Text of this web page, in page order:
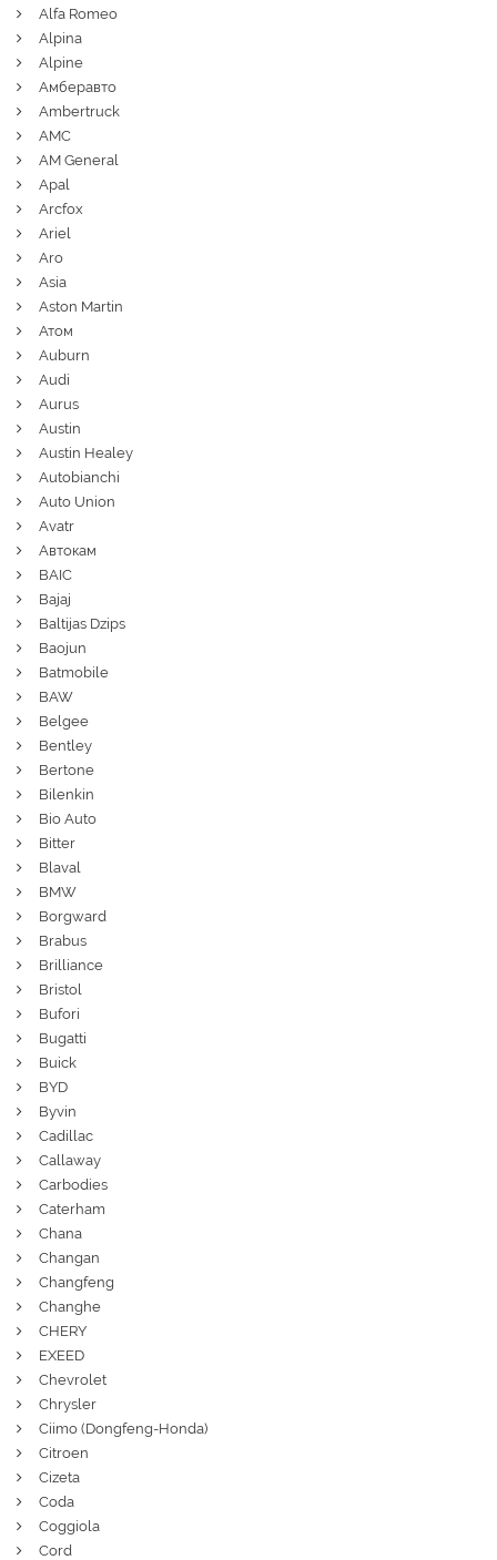
Alfa Romeo
Alpina
Alpine
Амберавто
Ambertruck
AMC
AM General
Apal
Arcfox
Ariel
Aro
Asia
Aston Martin
Атом
Auburn
Audi
Aurus
Austin
Austin Healey
Autobianchi
Auto Union
Avatr
Автокам
BAIC
Bajaj
Baltijas Dzips
Baojun
Batmobile
BAW
Belgee
Bentley
Bertone
Bilenkin
Bio Auto
Bitter
Blaval
BMW
Borgward
Brabus
Brilliance
Bristol
Bufori
Bugatti
Buick
BYD
Byvin
Cadillac
Callaway
Carbodies
Caterham
Chana
Changan
Changfeng
Changhe
CHERY
EXEED
Chevrolet
Chrysler
Ciimo (Dongfeng-Honda)
Citroen
Cizeta
Coda
Coggiola
Cord